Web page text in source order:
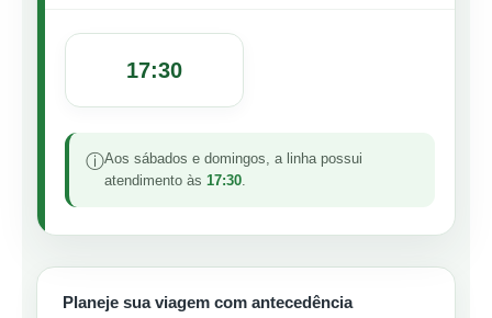
17:30
ⓘAos sábados e domingos, a linha possui
atendimento às 17:30
Planeje sua viagem com antecedência